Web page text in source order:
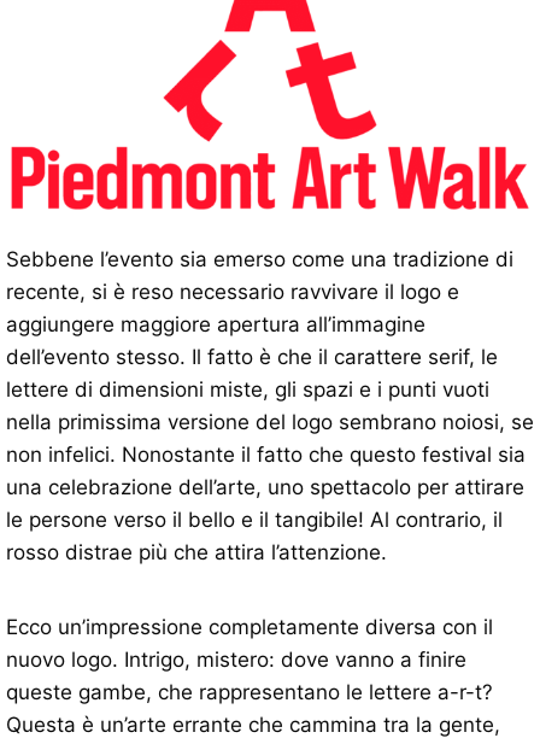
Sebbene l’evento sia emerso come una tradizione di
recente, si è reso necessario ravvivare il logo e
aggiungere maggiore apertura all’immagine
dell’evento stesso. Il fatto è che il carattere serif, le
lettere di dimensioni miste, gli spazi e i punti vuoti
nella primissima versione del logo sembrano noiosi, se
non infelici. Nonostante il fatto che questo festival sia
una celebrazione dell’arte, uno spettacolo per attirare
le persone verso il bello e il tangibile! Al contrario, il
rosso distrae più che attira l’attenzione.
Ecco un’impressione completamente diversa con il
nuovo logo. Intrigo, mistero: dove vanno a finire
queste gambe, che rappresentano le lettere a-r-t?
Questa è un’arte errante che cammina tra la gente,